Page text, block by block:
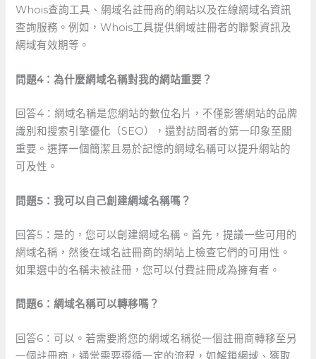
Whois查詢工具、網域名註冊商的網站以及在線網域名資訊
查詢服務。例如，Whois工具提供網域註冊者的聯繫資訊及
網域有效期等。
問題4：為什麼網域名稱對我的網站重要？
回答4：網域名稱是您網站的數位名片，不僅影響網站的品牌
識別和搜索引擎優化（SEO），還對訪問者的第一印象至關
重要。選擇一個簡潔且易於記憶的網域名稱可以提升網站的
可及性。
問題5：我可以自己創建網域名稱嗎？
回答5：是的，您可以創建網域名稱。首先，提議一些可用的
網域名稱，然後在域名註冊商的網站上檢查它們的可用性。
如果選中的名稱未被註冊，您可以付費註冊成為擁有者。
問題6：網域名稱可以轉移嗎？
回答6：可以。若需要將您的網域名稱從一個註冊商轉移至另
一個註冊商，通常需要遵循一定的流程，如解鎖網域、獲取